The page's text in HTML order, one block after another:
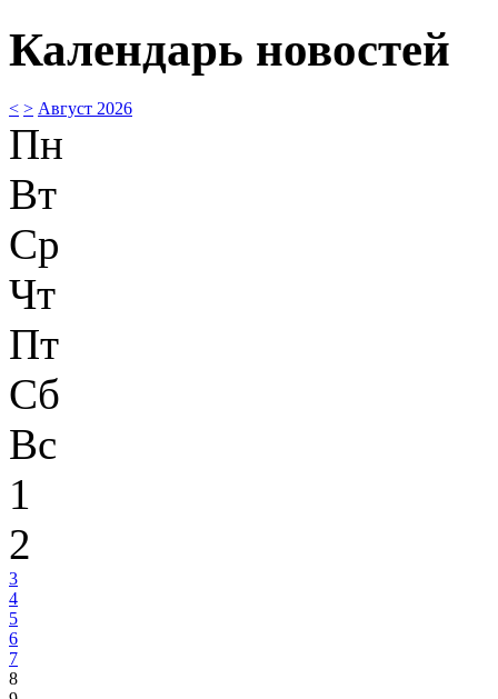
Календарь новостей
< > Август 2026
Пн
Вт
Ср
Чт
Пт
Сб
Вс
1
2
3
4
5
6
7
8